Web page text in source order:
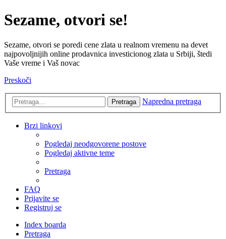
Sezame, otvori se!
Sezame, otvori se poredi cene zlata u realnom vremenu na devet
najpovoljnijih online prodavnica investicionog zlata u Srbiji, štedi
Vaše vreme i Vaš novac
Preskoči
Pretraga Napredna pretraga
Brzi linkovi
Pogledaj neodgovorene postove
Pogledaj aktivne teme
Pretraga
FAQ
Prijavite se
Registruj se
Index boarda
Pretraga